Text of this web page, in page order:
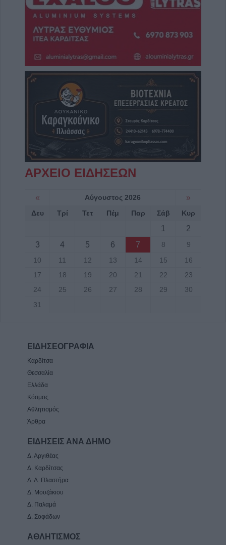
ΑΡΧΕΙΟ ΕΙΔΗΣΕΩΝ
« Αύγουστος 2026 »
Δευ Τρί Τετ Πέμ Παρ Σάβ Κυρ
1
2
3
4 5 6 7 8
9
10
11 12 13 14 15
16
17
18 19 20 21 22
23
24
25 26 27 28 29
30
31
ΕΙΔΗΣΕΟΓΡΑΦΙΑ
Καρδίτσα
Θεσσαλία
Ελλάδα
Κόσμος
Αθλητισμός
Άρθρα
ΕΙΔΗΣΕΙΣ ΑΝΑ ΔΗΜΟ
Δ. Αργιθέας
Δ. Καρδίτσας
Δ. Λ. Πλαστήρα
Δ. Μουζάκιου
Δ. Παλαμά
Δ. Σοφάδων
ΑΘΛΗΤΙΣΜΟΣ